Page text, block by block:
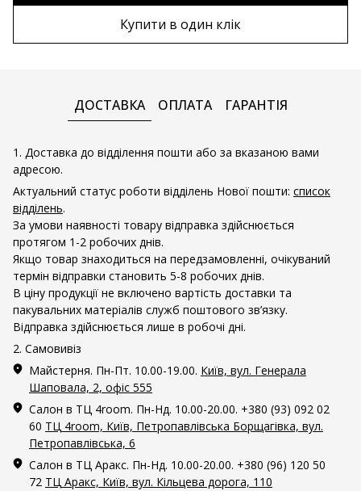
90х110 см
90х130 см
Дерев'яна рама
Металева рама
Купити в один клік
ДОСТАВКА ОПЛАТА ГАРАНТІЯ
1. Доставка до відділення пошти або за вказаною вами
адресою.
Актуальний статус роботи відділень Нової пошти: список
відділень.
За умови наявності товару відправка здійснюється
протягом 1-2 робочих днів.
Якщо товар знаходиться на передзамовленні, очікуваний
термін відправки становить 5-8 робочих днів.
В ціну продукції не включено вартість доставки та
пакувальних матеріалів служб поштового зв’язку.
Відправка здійснюється лише в робочі дні.
2. Самовивіз
Майстерня. Пн-Пт. 10.00-19.00. Київ, вул. Генерала
Шаповала, 2, офіс 555
Салон в ТЦ 4room. Пн-Нд. 10.00-20.00. +380 (93) 092 02
60 ТЦ 4room, Київ, Петропавлівська Борщагівка, вул.
Петропавлівська, 6
Салон в ТЦ Аракс. Пн-Нд. 10.00-20.00. +380 (96) 120 50
72 ТЦ Аракс, Київ, вул. Кільцева дорога, 110